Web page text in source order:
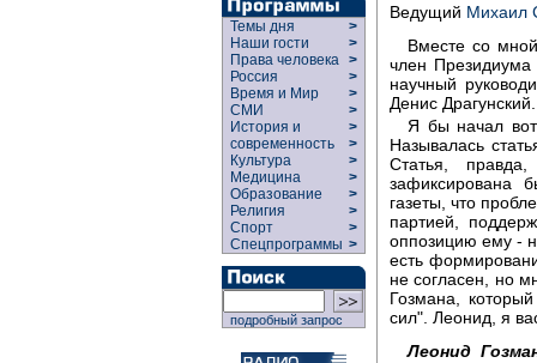
Темы дня
>
Наши гости
>
Права человека >
Россия
>
Время и Мир
>
СМИ
>
История и
современность
>
>
Культура
>
Медицина
>
Образование
>
Религия
>
Спорт
>
Спецпрограммы >
подробный запрос
Ведущий Михаил
Вместе со
член
научный
Денис Драгунский.
Я бы начал
Называлась
Статья,
зафиксирована
газеты, что
партией,
оппозицию ему -
есть
не согласен, но
Гозмана,
сил". Леонид, я
Леонид